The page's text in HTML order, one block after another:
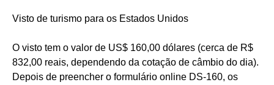
Visto de turismo para os Estados Unidos
O visto tem o valor de US$ 160,00 dólares (cerca de R$
832,00 reais, dependendo da cotação de câmbio do dia).
Depois de preencher o formulário online DS-160, os